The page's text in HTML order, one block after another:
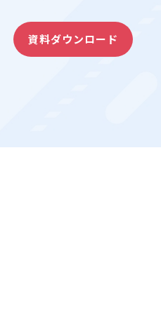
資料ダウンロード